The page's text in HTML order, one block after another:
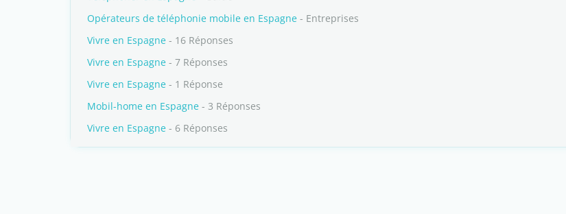
Opérateurs de téléphonie mobile en Espagne - Entreprises
Vivre en Espagne - 16 Réponses
Vivre en Espagne - 7 Réponses
Vivre en Espagne - 1 Réponse
Mobil-home en Espagne - 3 Réponses
Vivre en Espagne - 6 Réponses